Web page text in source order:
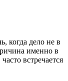
когда дело не в
именно в
встречается